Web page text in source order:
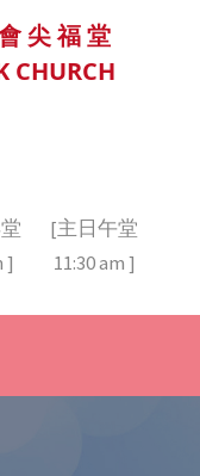
尖 福 堂
CHURCH
]
[主日午堂
11:30 am ]